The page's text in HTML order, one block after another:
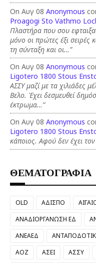
On Αυγ 08 Anonymous
Proagogi Sto Vathmo
Πλαστήρα που σου
μόνο οι πρώτες έξι σειρές
τη σύνταξη και οι…”
On Αυγ 08 Anonymous
Ligotero 1800 Stous
ΑΣΣΥ μαζί με τα χιλιάδες
Βελο. Έχει δεσμευθεί
έκτρωμα…”
On Αυγ 08 Anonymous
Ligotero 1800 Stous
κάποιος. Αφού δεν έχει
ΘΕΜΑΤΟΓΡΑΦΙΑ
OLD ΑΔΙΣΠΟ
ΑΝΑΔΙΟΡΓΑΝΩΣΗ ΕΔ
ΑΝΕΑΕΔ
ΑΟΖ
ΑΣΕΙ ΑΣΣΥ